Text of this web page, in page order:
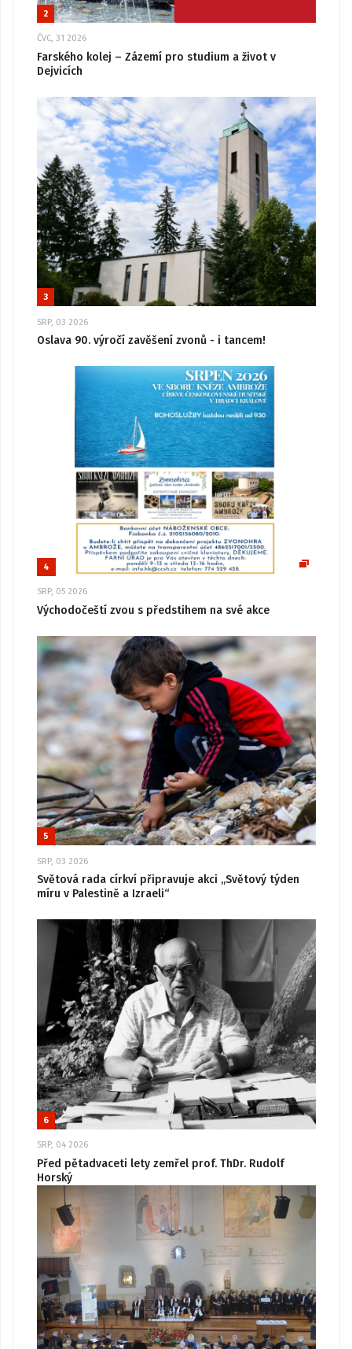
2
ČVC, 31 2026
Farského kolej – Zázemí pro studium a život v
Dejvicích
3
SRP, 03 2026
Oslava 90. výročí zavěšení zvonů - i tancem!
4
SRP, 05 2026
Východočeští zvou s předstihem na své akce
5
SRP, 03 2026
Světová rada církví připravuje akci „Světový týden
míru v Palestině a Izraeli“
6
SRP, 04 2026
Před pětadvaceti lety zemřel prof. ThDr. Rudolf
Horský